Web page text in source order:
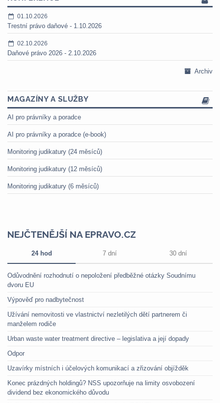
01.10.2026
Trestní právo daňové - 1.10.2026
02.10.2026
Daňové právo 2026 - 2.10.2026
Archiv
MAGAZÍNY A SLUŽBY
AI pro právníky a poradce
AI pro právníky a poradce (e-book)
Monitoring judikatury (24 měsíců)
Monitoring judikatury (12 měsíců)
Monitoring judikatury (6 měsíců)
NEJČTENĚJŠÍ NA EPRAVO.CZ
24 hod 7 dní 30 dní
Odůvodnění rozhodnutí o nepoložení předběžné otázky Soudnímu
dvoru EU
Výpověď pro nadbytečnost
Užívání nemovitosti ve vlastnictví nezletilých dětí partnerem či
manželem rodiče
Urban waste water treatment directive – legislativa a její dopady
Odpor
Uzavírky místních i účelových komunikací a zřizování objížděk
Konec prázdných holdingů? NSS upozorňuje na limity osvobození
dividend bez ekonomického důvodu